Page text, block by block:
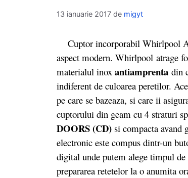
13 ianuarie 2017 de migyt
Cuptor incorporabil Whirlpool
aspect modern. Whirlpool atrage
materialul inox antiamprenta din
indiferent de culoarea peretilor.
pe care se bazeaza, si care ii
cuptorului din geam cu 4 straturi
DOORS (CD) si compacta avand
electronic este compus dintr-un
digital unde putem alege timpul de
prepararea retetelor la o anumita